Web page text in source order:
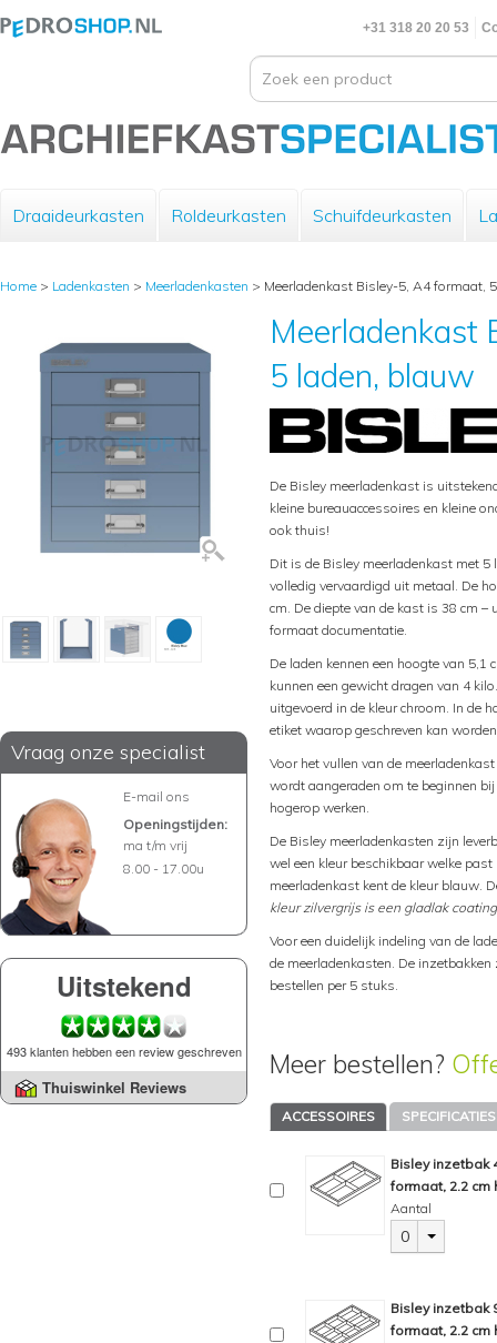
+31 318 20 20 53
Draaideurkasten Roldeurkasten Schuifdeurkasten
Home > Ladenkasten > Meerladenkasten > Meerladenkast Bisley-5, A4 formaat,
Vraag onze specialist
E-mail ons
Openingstijden:
ma t/m vrij
8.00 - 17.00u
Uitstekend
493 klanten hebben een review geschreven
Thuiswinkel Reviews
Meerladenkast
5 laden, blauw
De Bisley meerladenkast is
kleine bureauaccessoires en kleine
ook thuis!
Dit is de Bisley meerladenkast met
volledig vervaardigd uit metaal. De
cm. De diepte van de kast is 38 cm
formaat documentatie.
De laden kennen een hoogte van
kunnen een gewicht dragen van 4
uitgevoerd in de kleur chroom. In de
etiket waarop geschreven kan
Voor het vullen van de
wordt aangeraden om te beginnen
hogerop werken.
De Bisley meerladenkasten zijn
wel een kleur beschikbaar welke
meerladenkast kent de kleur blauw.
kleur zilvergrijs is een gladlak
Voor een duidelijk indeling van de
de meerladenkasten. De
bestellen per 5 stuks.
Meer bestellen?
ACCESSOIRES SPECIFICATIES
Bisley inzetbak
formaat, 2.2 cm
Aantal
0
Bisley inzetbak
formaat, 2.2 cm